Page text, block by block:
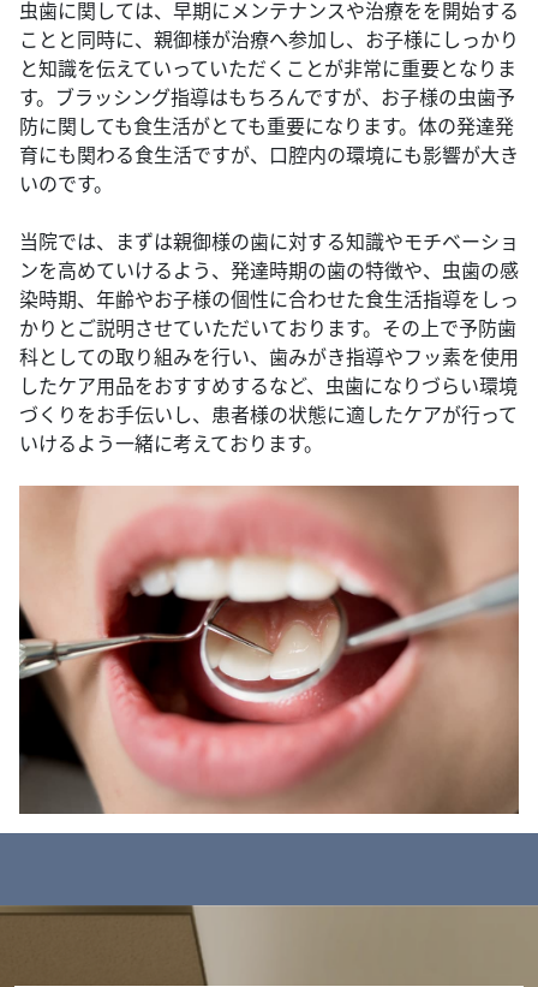
虫歯に関しては、早期にメンテナンスや治療をを開始する
ことと同時に、親御様が治療へ参加し、お子様にしっかり
と知識を伝えていっていただくことが非常に重要となりま
す。ブラッシング指導はもちろんですが、お子様の虫歯予
防に関しても食生活がとても重要になります。体の発達発
育にも関わる食生活ですが、口腔内の環境にも影響が大き
いのです。
当院では、まずは親御様の歯に対する知識やモチベーショ
ンを高めていけるよう、発達時期の歯の特徴や、虫歯の感
染時期、年齢やお子様の個性に合わせた食生活指導をしっ
かりとご説明させていただいております。その上で予防歯
科としての取り組みを行い、歯みがき指導やフッ素を使用
したケア用品をおすすめするなど、虫歯になりづらい環境
づくりをお手伝いし、患者様の状態に適したケアが行って
いけるよう一緒に考えております。